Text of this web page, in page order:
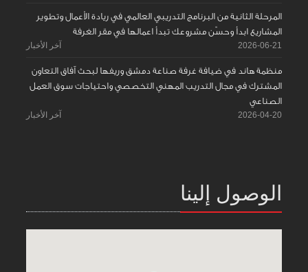
المرحلة الثانية من البرنامج التدريبي العالمي في ريادة الأعمال وتطوير
المشاريع ابدأ وحسّن مشروعك تبدأ اعمالها في مقر الغرفة
2026-06-21 آخر الأخبار
منظمة هاند في ضيافة غرفة صناعة دمشق وريفها لبحث آفاق التعاون
المشترك في مجال التدريب المهني التخصصي واحتياجات سوق العمل
الصناعي
2026-04-20 آخر الأخبار
الوصول إلينا